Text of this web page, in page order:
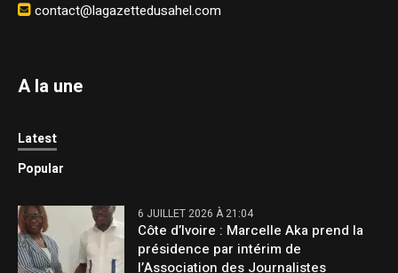
contact@lagazettedusahel.com
A la une
Latest
Popular
6 JUILLET 2026 À 21:04
Côte d’Ivoire : Marcelle Aka prend la
présidence par intérim de
l’Association des Journalistes